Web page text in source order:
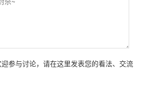
参与讨论，请在这里发表您的看法、交流